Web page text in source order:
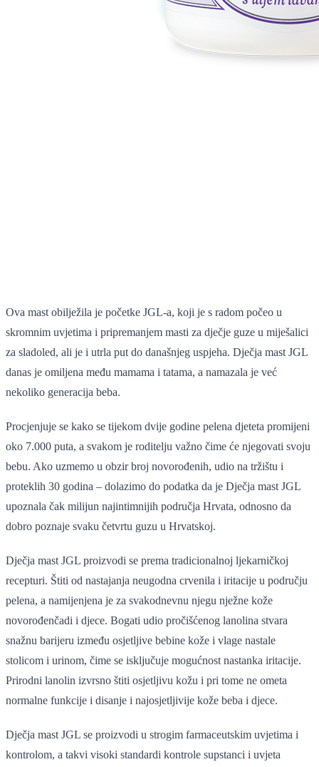
Ova mast obilježila je početke JGL-a, koji je s radom počeo u
skromnim uvjetima i pripremanjem masti za dječje guze u miješalici
za sladoled, ali je i utrla put do današnjeg uspjeha. Dječja mast JGL
danas je omiljena među mamama i tatama, a namazala je već
nekoliko generacija beba.
Procjenjuje se kako se tijekom dvije godine pelena djeteta promijeni
oko 7.000 puta, a svakom je roditelju važno čime će njegovati svoju
bebu. Ako uzmemo u obzir broj novorođenih, udio na tržištu i
proteklih 30 godina – dolazimo do podatka da je Dječja mast JGL
upoznala čak milijun najintimnijih područja Hrvata, odnosno da
dobro poznaje svaku četvrtu guzu u Hrvatskoj.
Dječja mast JGL proizvodi se prema tradicionalnoj ljekarničkoj
recepturi. Štiti od nastajanja neugodna crvenila i iritacije u području
pelena, a namijenjena je za svakodnevnu njegu nježne kože
novorođenčadi i djece. Bogati udio pročišćenog lanolina stvara
snažnu barijeru između osjetljive bebine kože i vlage nastale
stolicom i urinom, čime se isključuje mogućnost nastanka iritacije.
Prirodni lanolin izvrsno štiti osjetljivu kožu i pri tome ne ometa
normalne funkcije i disanje i najosjetljivije kože beba i djece.
Dječja mast JGL se proizvodi u strogim farmaceutskim uvjetima i
kontrolom, a takvi visoki standardi kontrole supstanci i uvjeta